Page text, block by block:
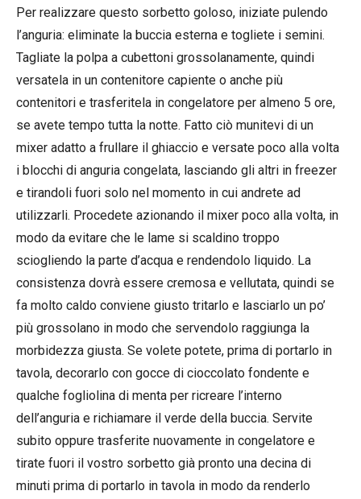
Per realizzare questo sorbetto goloso, iniziate pulendo
l’anguria: eliminate la buccia esterna e togliete i semini.
Tagliate la polpa a cubettoni grossolanamente, quindi
versatela in un contenitore capiente o anche più
contenitori e trasferitela in congelatore per almeno 5 ore,
se avete tempo tutta la notte. Fatto ciò munitevi di un
mixer adatto a frullare il ghiaccio e versate poco alla volta
i blocchi di anguria congelata, lasciando gli altri in freezer
e tirandoli fuori solo nel momento in cui andrete ad
utilizzarli. Procedete azionando il mixer poco alla volta, in
modo da evitare che le lame si scaldino troppo
sciogliendo la parte d’acqua e rendendolo liquido. La
consistenza dovrà essere cremosa e vellutata, quindi se
fa molto caldo conviene giusto tritarlo e lasciarlo un po’
più grossolano in modo che servendolo raggiunga la
morbidezza giusta. Se volete potete, prima di portarlo in
tavola, decorarlo con gocce di cioccolato fondente e
qualche fogliolina di menta per ricreare l’interno
dell’anguria e richiamare il verde della buccia. Servite
subito oppure trasferite nuovamente in congelatore e
tirate fuori il vostro sorbetto già pronto una decina di
minuti prima di portarlo in tavola in modo da renderlo